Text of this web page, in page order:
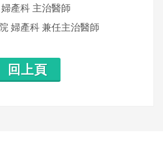
產科 主治醫師
婦產科 兼任主治醫師
回上頁